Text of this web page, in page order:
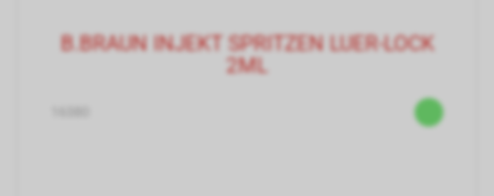
B.BRAUN INJEKT SPRITZEN LUER-LOCK
2ML